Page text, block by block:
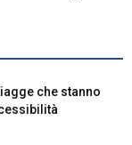
che stanno